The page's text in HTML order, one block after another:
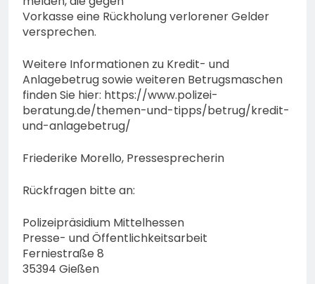
Vorkasse eine Rückholung verlorener Gelder
versprechen.
Weitere Informationen zu Kredit- und
Anlagebetrug sowie weiteren Betrugsmaschen
finden Sie hier: https://www.polizei-
beratung.de/themen-und-tipps/betrug/kredit-
und-anlagebetrug/
Friederike Morello, Pressesprecherin
Rückfragen bitte an:
Polizeipräsidium Mittelhessen
Presse- und Öffentlichkeitsarbeit
Ferniestraße 8
35394 Gießen